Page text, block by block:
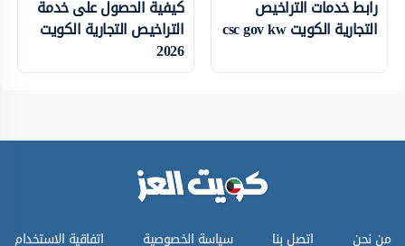
رابط خدمات التراخيص
التجارية الكويت csc gov kw
كيفية الحصول على خدمة
التراخيص التجارية الكويت
2026
من نحن اتصل بنا سياسة الخصوصية اتفاقية الاستخدام